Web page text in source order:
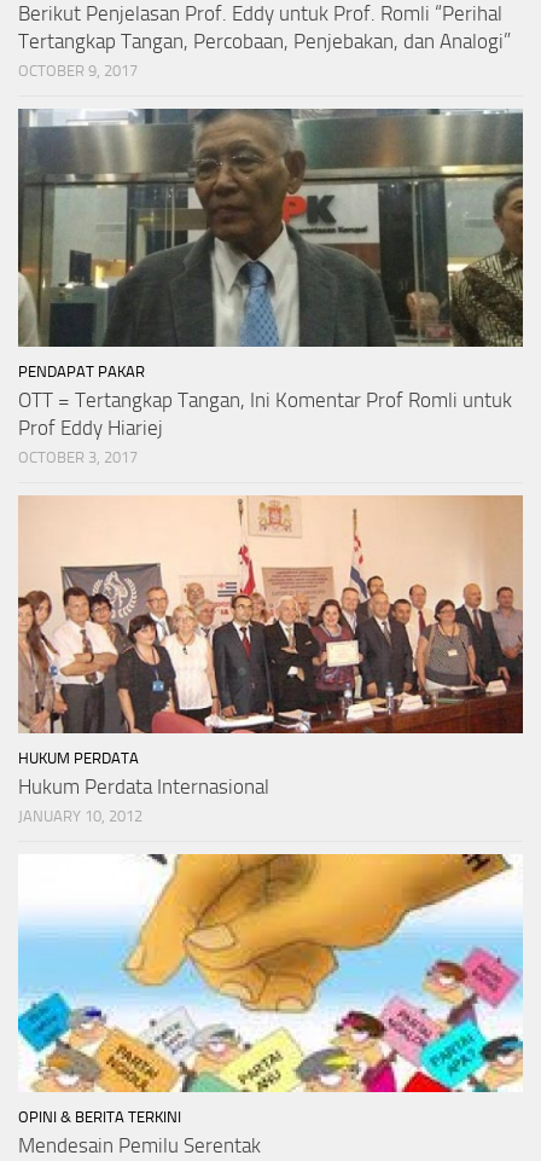
Berikut Penjelasan Prof. Eddy untuk Prof. Romli “Perihal
Tertangkap Tangan, Percobaan, Penjebakan, dan Analogi”
OCTOBER 9, 2017
PENDAPAT PAKAR
OTT = Tertangkap Tangan, Ini Komentar Prof Romli untuk
Prof Eddy Hiariej
OCTOBER 3, 2017
HUKUM PERDATA
Hukum Perdata Internasional
JANUARY 10, 2012
OPINI & BERITA TERKINI
Mendesain Pemilu Serentak